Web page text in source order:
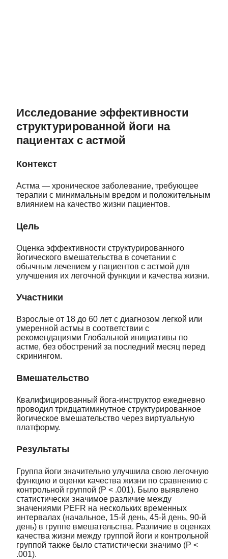
Исследование эффективности
структурированной йоги на
пациентах с астмой
Контекст
Астма — хроническое заболевание, требующее
терапии с минимальным вредом и положительным
влиянием на качество жизни пациентов.
Цель
Оценка эффективности структурированного
йогического вмешательства в сочетании с
обычным лечением у пациентов с астмой для
улучшения их легочной функции и качества жизни.
Участники
Взрослые от 18 до 60 лет с диагнозом легкой или
умеренной астмы в соответствии с
рекомендациями Глобальной инициативы по
астме, без обострений за последний месяц перед
скринингом.
Вмешательство
Квалифицированный йога-инструктор ежедневно
проводил тридцатиминутное структурированное
йогическое вмешательство через виртуальную
платформу.
Результаты
Группа йоги значительно улучшила свою легочную
функцию и оценки качества жизни по сравнению с
контрольной группой (P < .001). Было выявлено
статистически значимое различие между
значениями PEFR на нескольких временных
интервалах (начальное, 15-й день, 45-й день, 90-й
день) в группе вмешательства. Различие в оценках
качества жизни между группой йоги и контрольной
группой также было статистически значимо (P <
.001).